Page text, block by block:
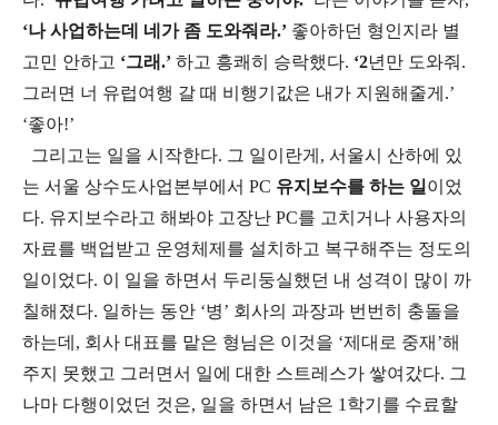
‘나 사업하는데 네가 좀 도와줘라.’ 좋아하던 형인지라 별
고민 안하고 ‘그래.’ 하고 흥쾌히 승락했다. ‘2년만 도와줘 .
그러면 너 유럽여행 갈 때 비행기값은 내가 지원해줄게 .’
‘좋아!’
그리고는 일을 시작한다. 그 일이란게 , 서울시 산하에 있
는 서울 상수도사업본부에서 PC 유지보수를 하는 일 이었
다. 유지보수라고 해봐야 고장난 PC를 고치거나 사용자의
자료를 백업받고 운영체제를 설치하고 복구해주는 정도의
일이었다. 이 일을 하면서 두리둥실했던 내 성격이 많이 까
칠해졌다. 일하는 동안 ‘병’ 회사의 과장과 번번히 충돌을
하는데 , 회사 대표를 맡은 형님은 이것을 ‘제대로 중재’해
주지 못했고 그러면서 일에 대한 스트레스가 쌓여갔다. 그
나마 다행이었던 것은, 일을 하면서 남은 1 학기를 수료할